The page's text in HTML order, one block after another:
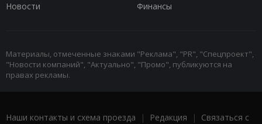
Новости
Финансы
Материалы, отмеченные знаками "Реклама", "PR", "Спецпроект",
"Новости компаний", "Актуально", "Промо", публикуются на
правах рекламы.
Наши контакты и схема проезда | Редакция | Связаться с